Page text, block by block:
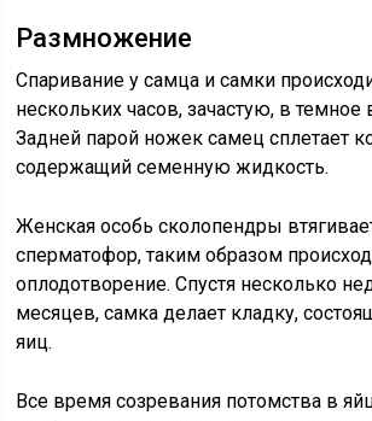
Размножение
Спаривание у самца и самки
нескольких часов, зачастую, в темное
Задней парой ножек самец сплетает
содержащий семенную жидкость.
Женская особь сколопендры
сперматофор, таким образом
оплодотворение. Спустя несколько
месяцев, самка делает кладку,
яиц.
Все время созревания потомства в